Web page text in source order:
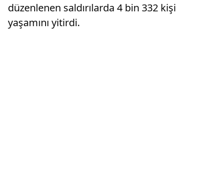
düzenlenen saldırılarda 4 bin 332 kişi
yaşamını yitirdi.